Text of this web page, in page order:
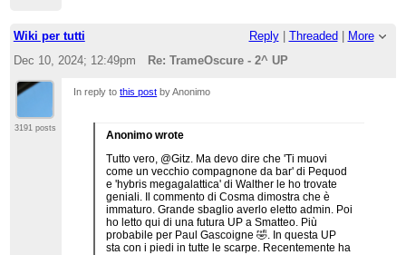
Wiki per tutti Reply| Threaded
More
Dec 10, 2024; 12:49pm
Re: TrameOscure - 2^ UP
3191 posts
In reply tothis post by Anonimo
Anonimo wrote
Tutto vero, @Gitz. Ma devo dire che 'Ti muovi
come un vecchio compagnone da bar' di Pequod
e 'hybris megagalattica' di Walther le ho trovate
geniali. Il commento di Cosma dimostra che è
immaturo. Grande sbaglio averlo eletto admin. Poi
ho letto qui di una futura UP a Smatteo. Più
probabile per Paul Gascoigne 🤣. In questa UP
sta con i piedi in tutte le scarpe. Recentemente ha